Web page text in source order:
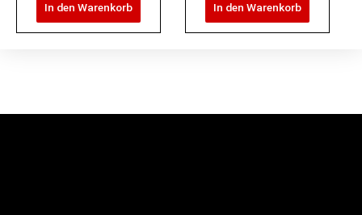
In den Warenkorb In den Warenkorb